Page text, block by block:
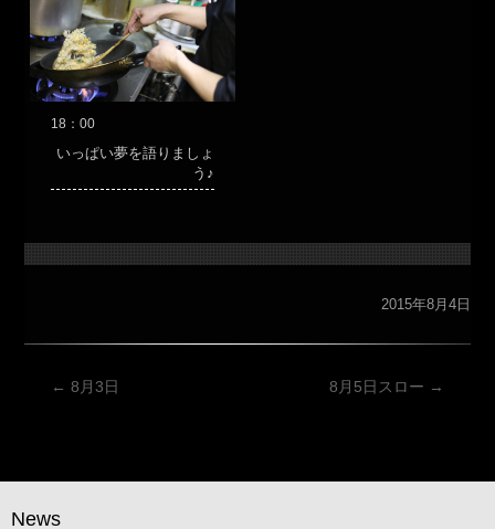
18：00
いっぱい夢を語りましょ
う♪
2015年8月4日
投
ビ
ゲ
← 8月3日 8月5日スロー →
News